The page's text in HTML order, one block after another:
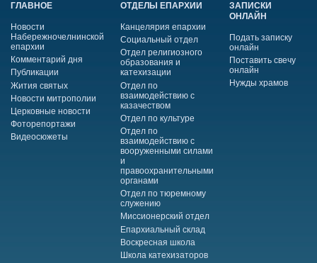
ГЛАВНОЕ
Новости
Набережночелнинской
епархии
Комментарий дня
Публикации
Жития святых
Новости митрополии
Церковные новости
Фоторепортажи
Видеосюжеты
ОТДЕЛЫ ЕПАРХИИ
Канцелярия епархии
Социальный отдел
Отдел религиозного
образования и
катехизации
Отдел по
взаимодействию с
казачеством
Отдел по культуре
Отдел по
взаимодействию с
вооруженными силами
и
правоохранительными
органами
Отдел по тюремному
служению
Миссионерский отдел
Епархиальный склад
Воскресная школа
Школа катехизаторов
ЗАПИСКИ
ОНЛАЙН
Подать записку
онлайн
Поставить свечу
онлайн
Нужды храмов